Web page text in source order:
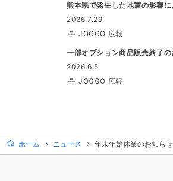
熊本県で発生した地震の影響
2026.7.29
JOGGO 広報
一部オプション商品販売終了
2026.6.5
JOGGO 広報
ホーム ニュース 年末年始休業のお知ら